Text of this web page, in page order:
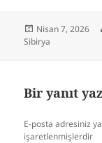
Yayın
tarihi
Nisan 7, 2026
Sibirya
Bir yanıt
E-posta adresiniz
işaretlenmişlerdir